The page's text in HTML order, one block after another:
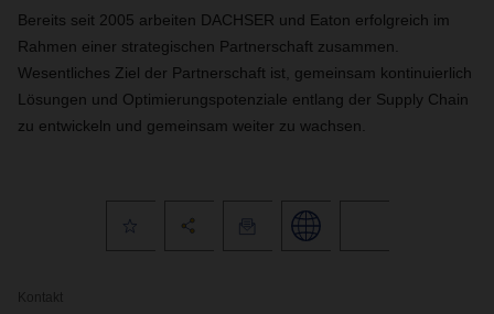
Bereits seit 2005 arbeiten DACHSER und Eaton erfolgreich im
Rahmen einer strategischen Partnerschaft zusammen.
Wesentliches Ziel der Partnerschaft ist, gemeinsam kontinuierlich
Lösungen und Optimierungspotenziale entlang der Supply Chain
zu entwickeln und gemeinsam weiter zu wachsen.
Kontakt